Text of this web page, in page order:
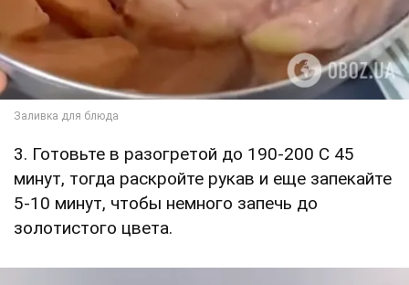
3. Готовьте в разогретой до 190-200 С 45
минут, тогда раскройте рукав и еще запекайте
5-10 минут, чтобы немного запечь до
золотистого цвета.